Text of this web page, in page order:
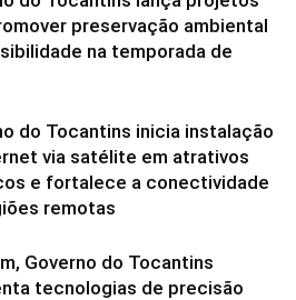
preservação ambiental
na temporada de
do Tocantins inicia instalação
via satélite em atrativos
e fortalece a conectividade
remotas
Governo do Tocantins
tecnologias de precisão